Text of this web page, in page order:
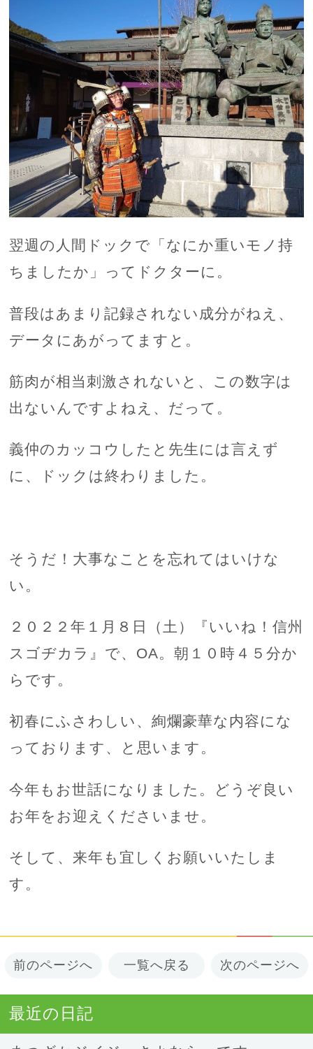
翌週の人間ドックで「なにか重いモノ持
ちましたか」ってドクターに。
普段はあまり記録されない成分がねえ、
データにあがってますと。
筋肉が相当刺激されないと、この数字は
出ないんですよねえ、だって。
義仲のカッコウしたと先生には言えず
に、ドックは終わりました。
そうだ！大事なことを忘れてはいけな
い。
２０２２年１月８日（土）『いいね！信州
スゴヂカラ』で、OA。朝１０時４５分か
らです。
初春にふさわしい、絢爛豪華な内容にな
っております、と思います。
今年もお世話になりました。どうぞ良い
お年をお迎えくださいませ。
そして、来年も宜しくお願いいたしま
す。
前のページへ 一覧へ戻る 次のページへ
最近の日記